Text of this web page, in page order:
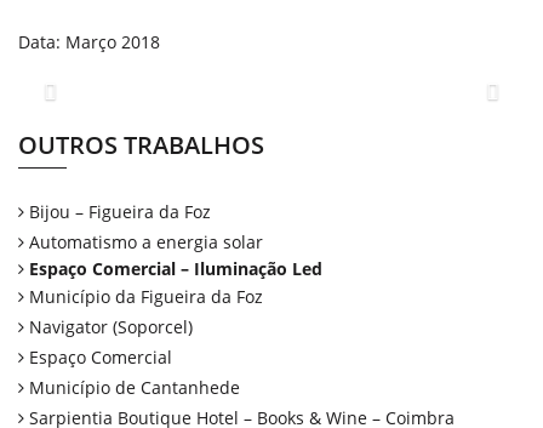
Data: Março 2018
Next
OUTROS TRABALHOS
Bijou – Figueira da Foz
Automatismo a energia solar
Espaço Comercial – Iluminação Led
Município da Figueira da Foz
Navigator (Soporcel)
Espaço Comercial
Município de Cantanhede
Sarpientia Boutique Hotel – Books & Wine – Coimbra